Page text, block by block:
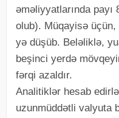
əməliyyatlarında
olub). Müqayisə üçün,
yə düşüb. Beləliklə,
beşinci yerdə
fərqi azaldır.
Analitiklər hesab
uzunmüddətli valyuta